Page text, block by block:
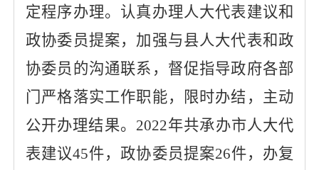
定程序办理。认真办理人大代表建议和
政协委员提案，加强与县人大代表和政
协委员的沟通联系，督促指导政府各部
门严格落实工作职能，限时办结，主动
公开办理结果。 2022年共承办市人大代
表建议45件，政协委员提案26件，办复